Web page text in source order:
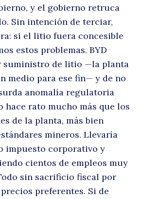
y el gobierno retruca
Sin intención de terciar,
si el litio fuera concesible
estos problemas. BYD
suministro de litio —la planta
medio para ese fin— y de no
anomalía regulatoria
hace rato mucho más que los
de la planta, más bien
mineros. Llevaría
impuesto corporativo y
cientos de empleos muy
sin sacrificio fiscal por
preferentes. Si de